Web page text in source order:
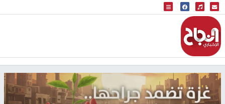
البث المباشر
إذاعة النجاح